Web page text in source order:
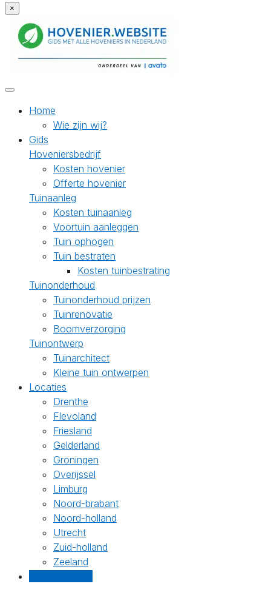
×
Home
Wie zijn wij?
Gids
Hoveniersbedrijf
Kosten hovenier
Offerte hovenier
Tuinaanleg
Kosten tuinaanleg
Voortuin aanleggen
Tuin ophogen
Tuin bestraten
Kosten tuinbestrating
Tuinonderhoud
Tuinonderhoud prijzen
Tuinrenovatie
Boomverzorging
Tuinontwerp
Tuinarchitect
Kleine tuin ontwerpen
Locaties
Drenthe
Flevoland
Friesland
Gelderland
Groningen
Overijssel
Limburg
Noord-brabant
Noord-holland
Utrecht
Zuid-holland
Zeeland